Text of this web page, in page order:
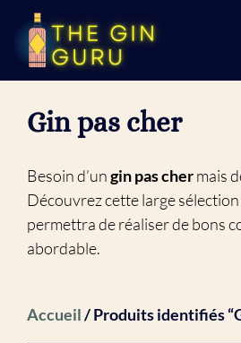
contenu
Gin pas cher
Besoin d’ungin pas chermais
Découvrez cette large
permettra de réaliser de bons
abordable.
Accueil/ Produits identifiés